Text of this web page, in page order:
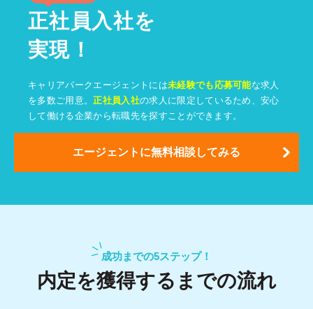
正社員入社を
実現！
キャリアパークエージェントには未経験でも応募可能な求人
を多数ご用意。正社員入社の求人に限定しているため、安心
して働ける企業から転職先を探すことができます。
エージェントに無料相談してみる
成功までの5ステップ！
内定を獲得するまでの流れ